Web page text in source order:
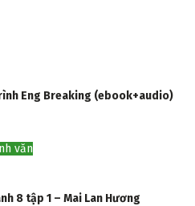
Eng Breaking (ebook+audio)
văn
8 tập 1 – Mai Lan Hương